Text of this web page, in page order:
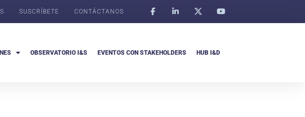
SUSCRÍBETE CONTÁCTANOS
OBSERVATORIO I&S EVENTOS CON STAKEHOLDERS HUB I&D